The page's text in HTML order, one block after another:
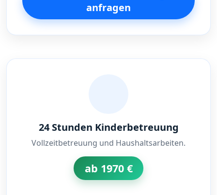
anfragen
24 Stunden Kinderbetreuung
Vollzeitbetreuung und Haushaltsarbeiten.
ab 1970 €